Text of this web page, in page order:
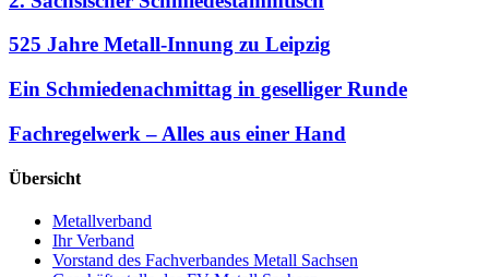
525 Jahre Metall-Innung zu Leipzig
Ein Schmiedenachmittag in geselliger Runde
Fachregelwerk – Alles aus einer Hand
Übersicht
Metallverband
Ihr Verband
Vorstand des Fachverbandes Metall Sachsen